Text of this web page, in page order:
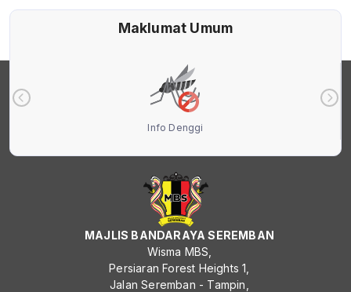
Maklumat Umum
Info Denggi
MAJLIS BANDARAYA SEREMBAN
Wisma MBS,
Persiaran Forest Heights 1,
Jalan Seremban - Tampin,